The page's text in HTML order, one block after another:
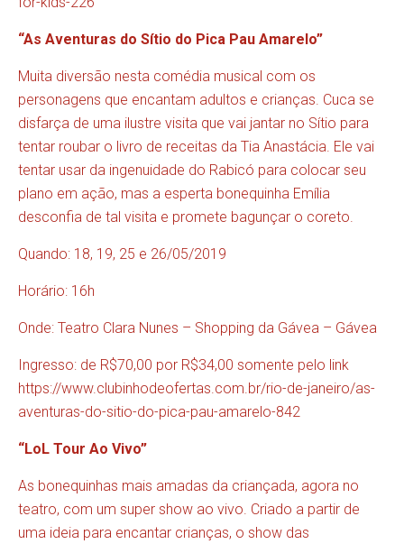
“As Aventuras do Sítio do Pica Pau Amarelo”
Muita diversão nesta comédia musical com os
personagens que encantam adultos e crianças. Cuca se
disfarça de uma ilustre visita que vai jantar no Sítio para
tentar roubar o livro de receitas da Tia Anastácia. Ele vai
tentar usar da ingenuidade do Rabicó para colocar seu
plano em ação, mas a esperta bonequinha Emília
desconfia de tal visita e promete bagunçar o coreto.
Quando: 18, 19, 25 e 26/05/2019
Horário: 16h
Onde: Teatro Clara Nunes – Shopping da Gávea – Gávea
Ingresso: de R$70,00 por R$34,00 somente pelo link
https://www.clubinhodeofertas.com.br/rio-de-janeiro/as-
aventuras-do-sitio-do-pica-pau-amarelo-842
“LoL Tour Ao Vivo”
As bonequinhas mais amadas da criançada, agora no
teatro, com um super show ao vivo. Criado a partir de
uma ideia para encantar crianças, o show das